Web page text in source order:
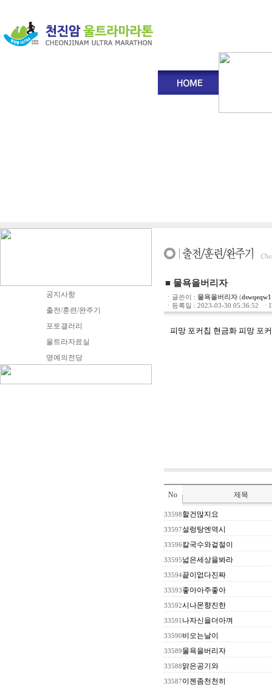
공지사항
출전/훈련/완주기
포토갤러리
울트라자료실
명예의전당
■ 물욕을버리자
ㆍ글쓴이 : 물욕을버리자 (
ㆍ등록일 : 2023-03-30 05:36:52 ㆍ
피망 포커칩 현금화 피망 포
No 제목
33598할건많지요
33597설렁탕엔역시
33596칼국수와겉절이
33595넓은세상을봐라
33594끝이없다진짜
33593좋아아주좋아
33592시나몬향진한
33591 나자신을더아껴
33590비오는날이
33589물욕을버리자
33588맑은공기와
33587이젠좀천천히